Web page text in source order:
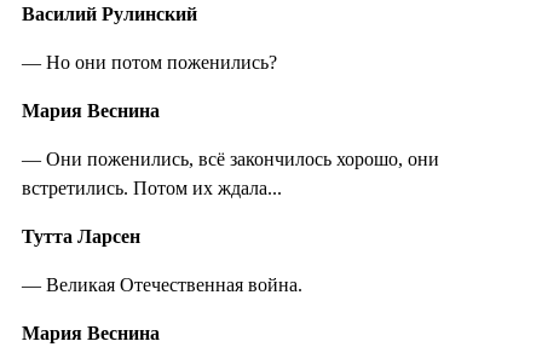
Василий Рулинский
— Но они потом поженились?
Мария Веснина
— Они поженились, всё закончилось хорошо, они
встретились. Потом их ждала...
Тутта Ларсен
— Великая Отечественная война.
Мария Веснина